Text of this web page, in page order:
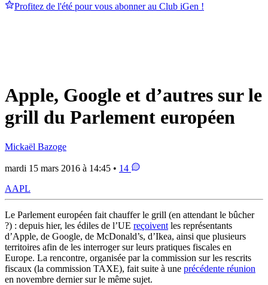
Profitez de l'été pour vous abonner au Club iGen !
Apple, Google et d’autres sur le
grill du Parlement européen
Mickaël Bazoge
mardi 15 mars 2016 à 14:45 • 14
AAPL
Le Parlement européen fait chauffer le grill (en attendant le bûcher
?) : depuis hier, les édiles de l’UE reçoivent les représentants
d’Apple, de Google, de McDonald’s, d’Ikea, ainsi que plusieurs
territoires afin de les interroger sur leurs pratiques fiscales en
Europe. La rencontre, organisée par la commission sur les rescrits
fiscaux (la commission TAXE), fait suite à une précédente réunion
en novembre dernier sur le même sujet.